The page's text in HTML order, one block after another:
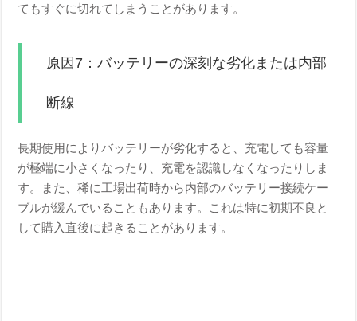
てもすぐに切れてしまうことがあります。
原因7：バッテリーの深刻な劣化または内部
断線
長期使用によりバッテリーが劣化すると、充電しても容量
が極端に小さくなったり、充電を認識しなくなったりしま
す。また、稀に工場出荷時から内部のバッテリー接続ケー
ブルが緩んでいることもあります。これは特に初期不良と
して購入直後に起きることがあります。